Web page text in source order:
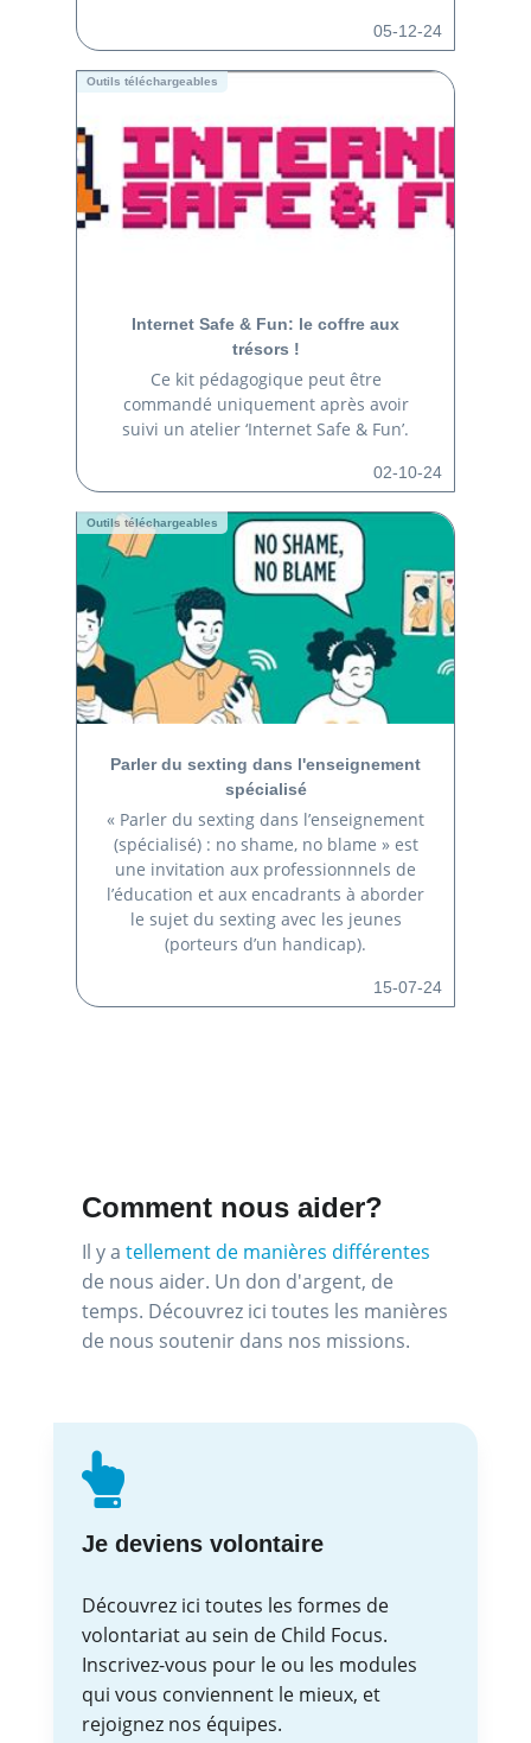
05-12-24
Outils téléchargeables
Internet Safe & Fun: le coffre aux
trésors !
Ce kit pédagogique peut être
commandé uniquement après avoir
suivi un atelier ‘Internet Safe & Fun’.
02-10-24
Outils téléchargeables
Parler du sexting dans l'enseignement
spécialisé
« Parler du sexting dans l’enseignement
(spécialisé) : no shame, no blame » est
une invitation aux professionnnels de
l’éducation et aux encadrants à aborder
le sujet du sexting avec les jeunes
(porteurs d’un handicap).
15-07-24
Comment nous aider?
Il y a tellement de manières différentes
de nous aider. Un don d'argent, de
temps. Découvrez ici toutes les manières
de nous soutenir dans nos missions.
Je deviens volontaire
Découvrez ici toutes les formes de
volontariat au sein de Child Focus.
Inscrivez-vous pour le ou les modules
qui vous conviennent le mieux, et
rejoignez nos équipes.